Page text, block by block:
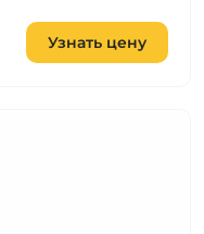
Узнать цену